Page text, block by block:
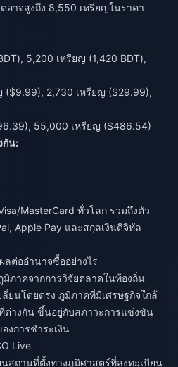
อาจสูงถึง 8,550 เหรียญในราคา
5,200 เหรียญ (1,420 BDT),
($9.99), 2,730 เหรียญ ($29.99),
55,000 เหรียญ ($486.54)
กัน:
MasterCard ทั่วโลก รวมถึงตัว
Apple Pay และสกุลเงินดิจิทัล
ลต่ออำนาจซื้ออย่างไร
ภาคจากการวิจัยตลาดในท้องถิ่น
ยนโดยตรง ภูมิภาคที่มีเศรษฐกิจใกล้
ต่างกัน ขึ้นอยู่กับสภาวะการแข่งขัน
งการชำระเงิน
Live
สถานที่ตั้งทางภูมิศาสตร์ที่ลงทะเบียน